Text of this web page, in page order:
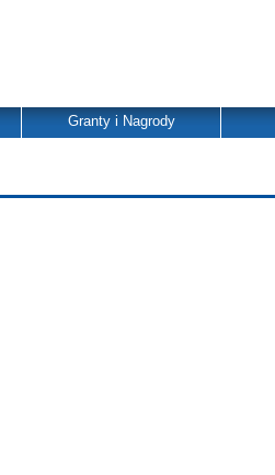
Granty i Nagrody